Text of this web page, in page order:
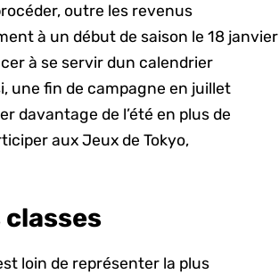
outre les revenus
à un début de saison le 18 janvier
à se servir dun calendrier
une fin de campagne en juillet
davantage de l’été en plus de
aux Jeux de Tokyo,
classes
loin de représenter la plus